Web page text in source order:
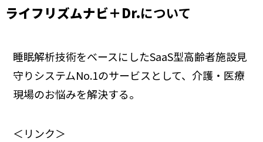
ライフリズムナビ＋Dr.について
睡眠解析技術をベースにしたSaaS型高齢者施設見
守りシステムNo.1のサービスとして、介護・医療
現場のお悩みを解決する。
＜リンク＞